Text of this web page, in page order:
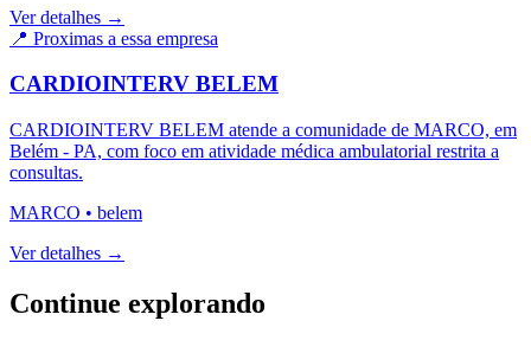
Ver detalhes →
📍 Proximas a essa empresa
CARDIOINTERV BELEM
CARDIOINTERV BELEM atende a comunidade de MARCO, em
Belém - PA, com foco em atividade médica ambulatorial restrita a
consultas.
MARCO • belem
Ver detalhes →
Continue explorando